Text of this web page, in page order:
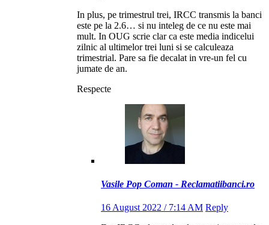
In plus, pe trimestrul trei, IRCC transmis la banci
este pe la 2.6… si nu inteleg de ce nu este mai
mult. In OUG scrie clar ca este media indicelui
zilnic al ultimelor trei luni si se calculeaza
trimestrial. Pare sa fie decalat in vre-un fel cu
jumate de an.
Respecte
Vasile Pop Coman - Reclamatiibanci.ro
16 August 2022 / 7:14 AM Reply